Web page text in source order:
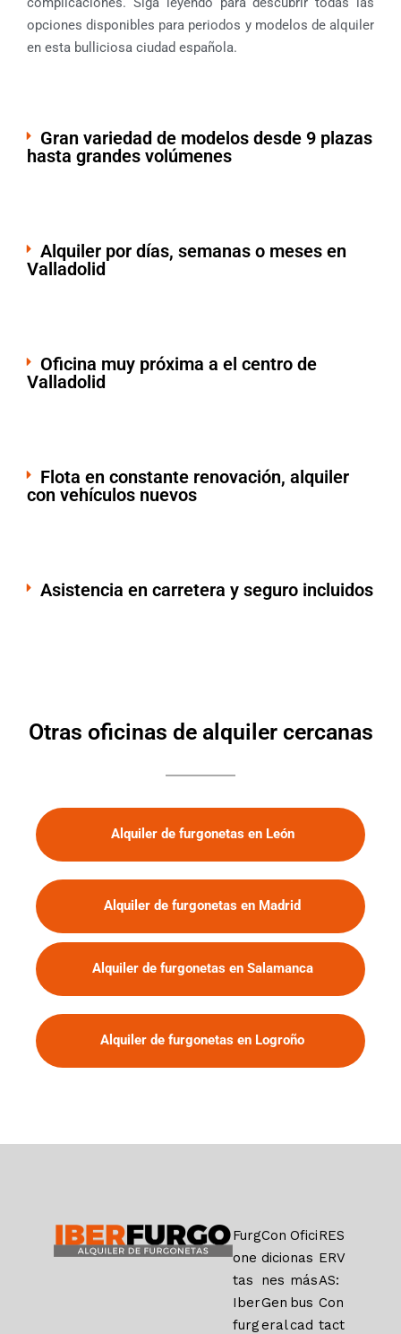
opciones disponibles para periodos y modelos de alquiler
en esta bulliciosa ciudad española.
Gran variedad de modelos desde 9 plazas
hasta grandes volúmenes
Alquiler por días, semanas o meses en
Valladolid
Oficina muy próxima a el centro de
Valladolid
Flota en constante renovación, alquiler
con vehículos nuevos
Asistencia en carretera y seguro incluidos
Otras oficinas de alquiler cercanas
Alquiler de furgonetas en León
Alquiler de furgonetas en Madrid
Alquiler de furgonetas en Salamanca
Alquiler de furgonetas en Logroño
Furg
one
tas
Iber
furg
Con
dicio
nes
Gen
eral
Ofici
nas
más
bus
cad
RES
ERV
AS:
Con
tact